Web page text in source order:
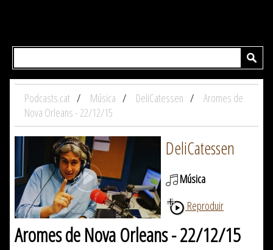
Podcasts.cat Música DeliCatessen
Aromes de
Nova Orleans - 22/12/15
DeliCatessen
Música
Reproduir
Aromes de Nova Orleans - 22/12/15